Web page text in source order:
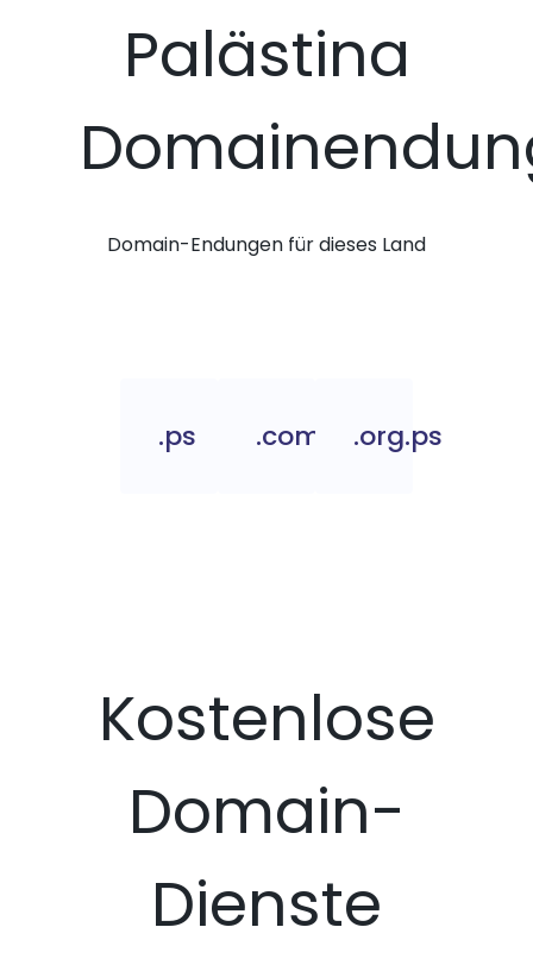
Palästina
Domain-Endungen für dieses Land
.ps .com.ps.org.ps
Kostenlose
Domain-
Dienste